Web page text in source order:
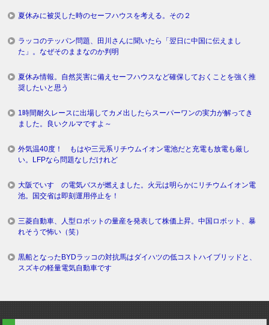
夏休みに被災した時のセーフハウスを考える。その２
ラッコのテッパン問題、田川さんに聞いたら「翌日に中国に伝えまし
た」。なぜそのままなのか判明
夏休み情報。自然災害に備えセーフハウスなど確保しておくことを強く推
奨したいと思う
1時間耐久レースに出場してカメ出したらスーパーワンの実力が解ってき
ました。良いクルマですよ～
外気温40度！ もはや三元系リチウムイオン電池だと充電も放電も厳し
い。LFPなら問題なしだけれど
大阪でいすゞの電気バスが燃えました。火元は明らかにリチウムイオン電
池。国交省は即刻運用停止を！
三菱自動車、人型ロボットの量産を発表して株価上昇。中国ロボット、暴
れそうで怖い（笑）
黒船となったBYDラッコの対抗馬はダイハツの低コストハイブリッドと、
スズキの軽量電気自動車です